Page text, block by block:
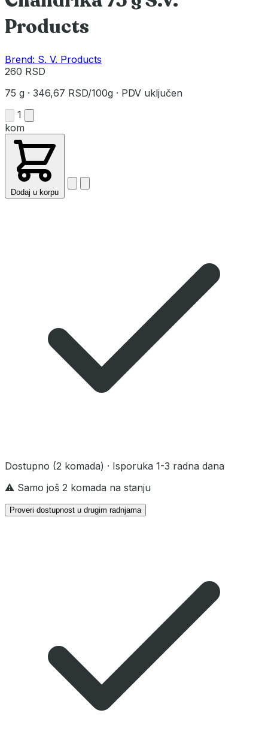
Products
Brend: S. V. Products
260 RSD
75 g · 346,67 RSD/100g · PDV uključen
1
kom
Dodaj u korpu
Dostupno (2 komada) · Isporuka 1-3 radna dana
⚠️ Samo još 2 komada na stanju
Proveri dostupnost u drugim radnjama